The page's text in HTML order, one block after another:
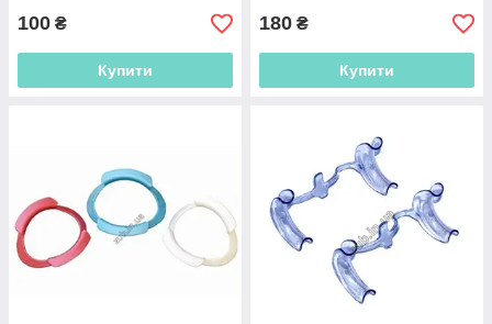
100 ₴
Купити
180 ₴
Купити